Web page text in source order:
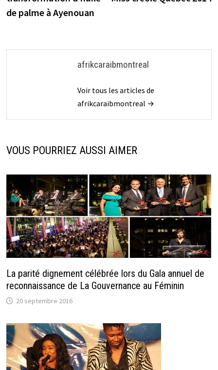
de palme à Ayenouan
afrikcaraibmontreal
Voir tous les articles de
afrikcaraibmontreal →
VOUS POURRIEZ AUSSI AIMER
La parité dignement célébrée lors du Gala annuel de
reconnaissance de La Gouvernance au Féminin
20 septembre 2016